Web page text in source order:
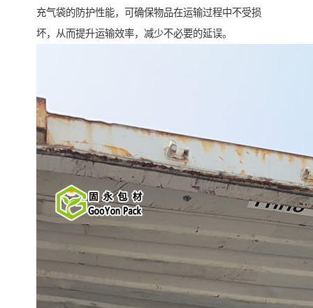
充气袋的防护性能，可确保物品在运输过程中不受损
坏，从而提升运输效率，减少不必要的延误。